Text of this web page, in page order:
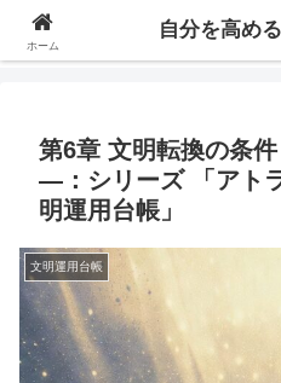
自分の価値を高めるための学びについ
第6章 文明転換の条
―：シリーズ 「アト
明運用台帳」
文明運用台帳
ホーム
自分を高め